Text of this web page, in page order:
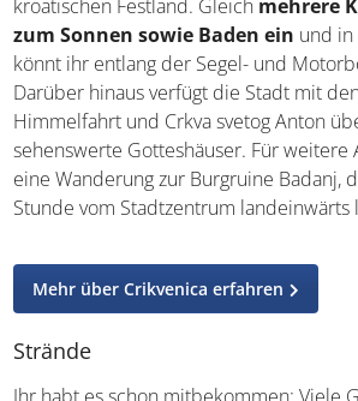
Crikvenica befindet sich gegenüber der
kroatischen Festland. Gleich mehrere
laden zum Sonnen sowie Baden ein
Häfen könnt ihr entlang der Segel- und
spazieren. Darüber hinaus verfügt die
Kirchen Mariä Himmelfahrt und Crkva
zwei sehenswerte Gotteshäuser. Für
Abwechslung sorgt eine Wanderung zur
landeinwärts liegt.
Mehr über Crikvenica erfahren